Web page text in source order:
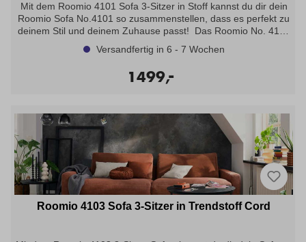
Mit dem Roomio 4101 Sofa 3-Sitzer in Stoff kannst du dir dein
Roomio Sofa No.4101 so zusammenstellen, dass es perfekt zu
deinem Stil und deinem Zuhause passt! Das Roomio No. 4101
gibt es mit vielen verschiedenen Bezugsstoffen in
unterschiedlichen Haptiken sowie in zahlreichen hellen und
stylische Accessoires und Möbel, die optimal mit deinem neuen
Sitzkomfort Schaumstoff, Metallkufe schwarz, in Stoff Simply
Clean sand -Stoffgruppe 8-
Versandfertig in 6 - 7 Wochen
1499,
-
Roomio 4103 Sofa 3-Sitzer in Trendstoff Cord